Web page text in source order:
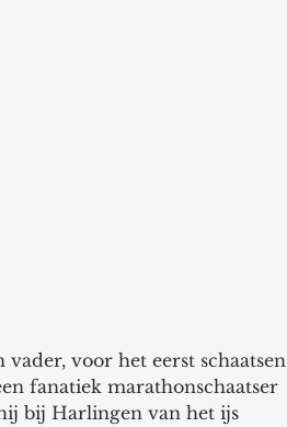
voor het eerst schaatsen
fanatiek marathonschaatser
bij Harlingen van het ijs